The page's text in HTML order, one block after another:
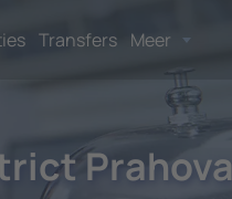
Transfers Meer
Prahova